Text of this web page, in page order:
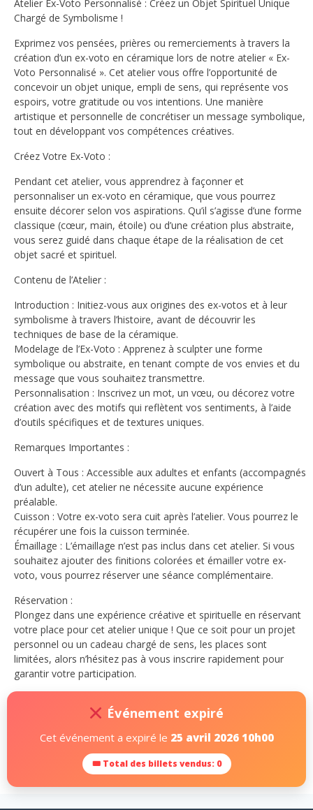
Atelier Ex-Voto Personnalisé : Créez un Objet Spirituel Unique
Chargé de Symbolisme !
Exprimez vos pensées, prières ou remerciements à travers la
création d’un ex-voto en céramique lors de notre atelier « Ex-
Voto Personnalisé ». Cet atelier vous offre l’opportunité de
concevoir un objet unique, empli de sens, qui représente vos
espoirs, votre gratitude ou vos intentions. Une manière
artistique et personnelle de concrétiser un message symbolique,
tout en développant vos compétences créatives.
Créez Votre Ex-Voto :
Pendant cet atelier, vous apprendrez à façonner et
personnaliser un ex-voto en céramique, que vous pourrez
ensuite décorer selon vos aspirations. Qu’il s’agisse d’une forme
classique (cœur, main, étoile) ou d’une création plus abstraite,
vous serez guidé dans chaque étape de la réalisation de cet
objet sacré et spirituel.
Contenu de l’Atelier :
Introduction : Initiez-vous aux origines des ex-votos et à leur
symbolisme à travers l’histoire, avant de découvrir les
techniques de base de la céramique.
Modelage de l’Ex-Voto : Apprenez à sculpter une forme
symbolique ou abstraite, en tenant compte de vos envies et du
message que vous souhaitez transmettre.
Personnalisation : Inscrivez un mot, un vœu, ou décorez votre
création avec des motifs qui reflètent vos sentiments, à l’aide
d’outils spécifiques et de textures uniques.
Remarques Importantes :
Ouvert à Tous : Accessible aux adultes et enfants (accompagnés
d’un adulte), cet atelier ne nécessite aucune expérience
préalable.
Cuisson : Votre ex-voto sera cuit après l’atelier. Vous pourrez le
récupérer une fois la cuisson terminée.
Émaillage : L’émaillage n’est pas inclus dans cet atelier. Si vous
souhaitez ajouter des finitions colorées et émailler votre ex-
voto, vous pourrez réserver une séance complémentaire.
Réservation :
Plongez dans une expérience créative et spirituelle en réservant
votre place pour cet atelier unique ! Que ce soit pour un projet
personnel ou un cadeau chargé de sens, les places sont
limitées, alors n’hésitez pas à vous inscrire rapidement pour
garantir votre participation.
Événement expiré
Cet événement a expiré le 25 avril 2026 10h00
🎟 Total des billets vendus: 0